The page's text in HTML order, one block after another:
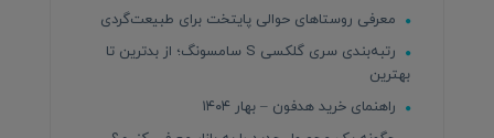
معرفی روستاهای حوالی پایتخت برای طبیعت‌گردی
رتبه‌بندی سری گلکسی S سامسونگ؛ از بدترین تا
بهترین
راهنمای خرید هدفون – بهار ۱۴۰۴